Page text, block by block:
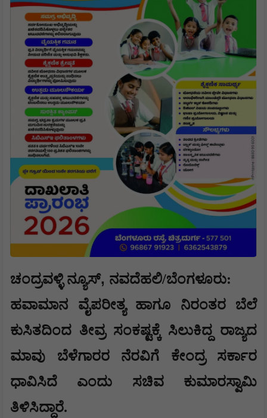
ಚಂದ್ರವಳ್ಳಿ ನ್ಯೂಸ್, ​ನವದೆಹಲಿ/ಬೆಂಗಳೂರು:
ಹವಾಮಾನ ವೈಪರೀತ್ಯ ಹಾಗೂ ನಿರಂತರ ಬೆಲೆ
ಕುಸಿತದಿಂದ ತೀವ್ರ ಸಂಕಷ್ಟಕ್ಕೆ ಸಿಲುಕಿದ್ದ ರಾಜ್ಯದ
ಮಾವು ಬೆಳೆಗಾರರ ನೆರವಿಗೆ ಕೇಂದ್ರ ಸರ್ಕಾರ
ಧಾವಿಸಿದೆ ಎಂದು ಸಚಿವ ಕುಮಾರಸ್ವಾಮಿ
ತಿಳಿಸಿದ್ದಾರೆ.